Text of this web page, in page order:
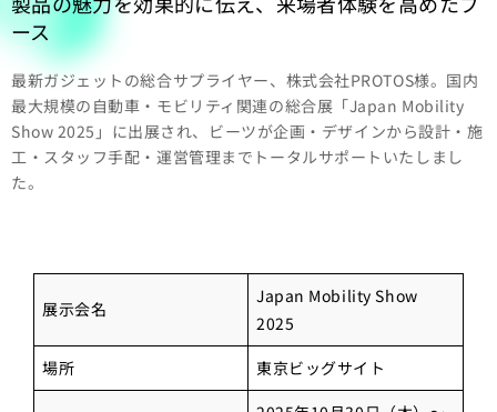
ース
最新ガジェットの総合サプライヤー、株式会社PROTOS様。国内
最大規模の自動車・モビリティ関連の総合展「Japan Mobility
Show 2025」に出展され、ビーツが企画・デザインから設計・施
工・スタッフ手配・運営管理までトータルサポートいたしまし
た。
展示会名
Japan Mobility Show
2025
場所
東京ビッグサイト